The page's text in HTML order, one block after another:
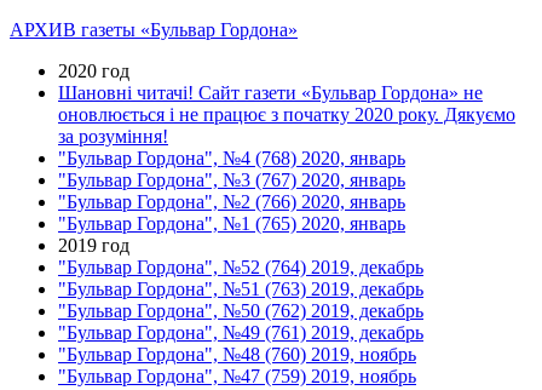
АРХИВ газеты «Бульвар Гордона»
2020 год
Шановні читачі! Сайт газети «Бульвар Гордона» не
оновлюється і не працює з початку 2020 року. Дякуємо
за розуміння!
"Бульвар Гордона", №4 (768) 2020, январь
"Бульвар Гордона", №3 (767) 2020, январь
"Бульвар Гордона", №2 (766) 2020, январь
"Бульвар Гордона", №1 (765) 2020, январь
2019 год
"Бульвар Гордона", №52 (764) 2019, декабрь
"Бульвар Гордона", №51 (763) 2019, декабрь
"Бульвар Гордона", №50 (762) 2019, декабрь
"Бульвар Гордона", №49 (761) 2019, декабрь
"Бульвар Гордона", №48 (760) 2019, ноябрь
"Бульвар Гордона", №47 (759) 2019, ноябрь